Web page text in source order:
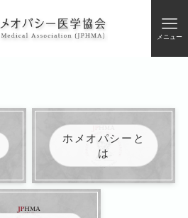
メニュー
ホメオパシーと
は